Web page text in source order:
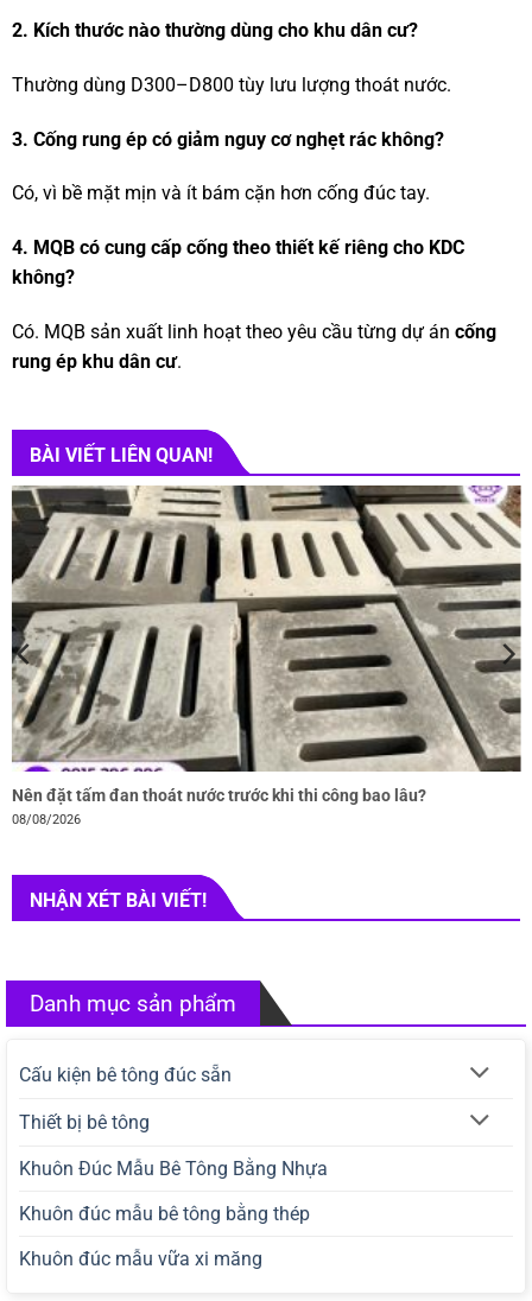
2. Kích thước nào thường dùng cho khu dân cư?
Thường dùng D300–D800 tùy lưu lượng thoát nước.
3. Cống rung ép có giảm nguy cơ nghẹt rác không?
Có, vì bề mặt mịn và ít bám cặn hơn cống đúc tay.
4. MQB có cung cấp cống theo thiết kế riêng cho KDC
không?
Có. MQB sản xuất linh hoạt theo yêu cầu từng dự án cống
rung ép khu dân cư.
BÀI VIẾT LIÊN QUAN!
Nên đặt tấm đan thoát nước trước khi thi công bao lâu?
08/08/2026
NHẬN XÉT BÀI VIẾT!
Danh mục sản phẩm
Cấu kiện bê tông đúc sẵn
Thiết bị bê tông
Khuôn Đúc Mẫu Bê Tông Bằng Nhựa
Khuôn đúc mẫu bê tông bằng thép
Khuôn đúc mẫu vữa xi măng